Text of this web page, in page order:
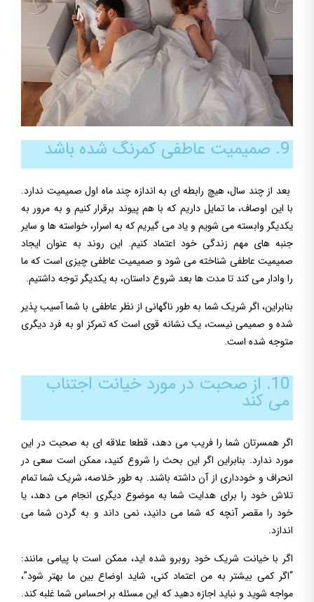
9. صمیمیت عاطفی کمرنگ شده باشد
بعد از چند سال، هیچ رابطه ای به اندازه چند ماه اول صمیمیت ندارد.
با این اوصاف، ما تمایل داریم که با هم پیوند برقرار کنیم و به مرور به
یکدیگر وابسته می شویم و یاد می گیریم که به اسرار، خواسته ها و سایر
جنبه های مهم زندگی خود اعتماد کنیم. این روند به عنوان ایجاد
صمیمیت عاطفی شناخته می شود و صمیمیت عاطفی چیزی است که ما
را وادار می کند تا مدت ها بعد شروع داستان، به یکدیگر توجه داشتیم.
بنابراین، اگر شریک شما به طور ناگهانی از نظر عاطفی با شما آسیب پذیر
شده و صمیمی نیست، یک نشانه قوی است که تمرکز او به فرد دیگری
متوجه شده است.
10. از صحبت در مورد خیانت اجتناب
می کند
اگر همسرتان شما را فریب می دهد، قطعا علاقه ای به صحبت در این
مورد ندارد. بنابراین اگر این بحث را شروع کنید، ممکن است سعی در
انحراف و خودداری از آن داشته باشند. به طور خلاصه، شریک شما تمام
تلاش خود را برای هدایت شما به موضوع دیگری انجام می دهد، یا
خود را مقصر آنچه که شما می دانید، نمی داند و به گردن شما می
اندازد.
اگر با خیانت شریک خود روبرو شده اید، ممکن است با پیامی مانند:
“اگر کمی بیشتر به من اعتماد کنی، شاید اوضاع بین ما بهتر شود”،
مواجه شوید و نباید اجازه دهید که این مسئله بر احساس شما غلبه کند.